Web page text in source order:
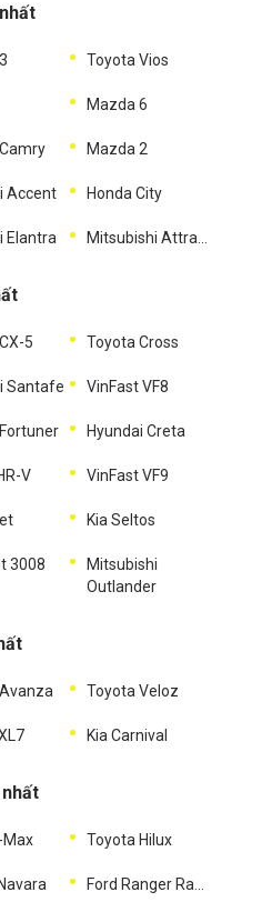
Toyota Vios
Mazda 6
Mazda 2
Accent Honda City
Elantra
5 Toyota Cross
Santafe VinFast VF8
Hyundai Creta
V VinFast VF9
Kia Seltos
3008
Mitsubishi
Outlander
Toyota Veloz
Kia Carnival
Max Toyota Hilux